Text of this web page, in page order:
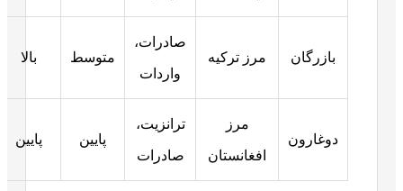
بازرگان مرز ترکیه
صادرات،
واردات
متوسط بالا
دوغارون
مرز
افغانستان
ترانزیت،
صادرات
پایین پایین